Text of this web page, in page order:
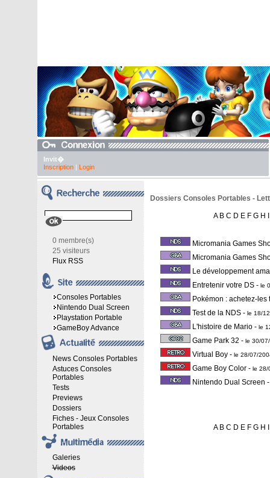
Invit�
Inscription| Login
0 membre(s)
25 visiteurs
Flux RSS
Consoles Portables
Nintendo Dual Screen
Playstation Portable
GameBoy Advance
News Consoles Portables
Astuces Consoles
Portables
Tests
Previews
Dossiers
Fiches - Jeux Consoles
Portables
Galeries
Videos
Dossiers Consoles Portables -
A B C D E F G H
Micromania Games
Micromania Games
Le développement
Entretenir votre DS - le
Pokémon : achetez-les
Test de la NDS - le 18/
L'histoire de Mario - le
Game Park 32 - le 30/
Virtual Boy - le 28/07/
Game Boy Color - le 28/
Nintendo Dual Screen
A B C D E F G H